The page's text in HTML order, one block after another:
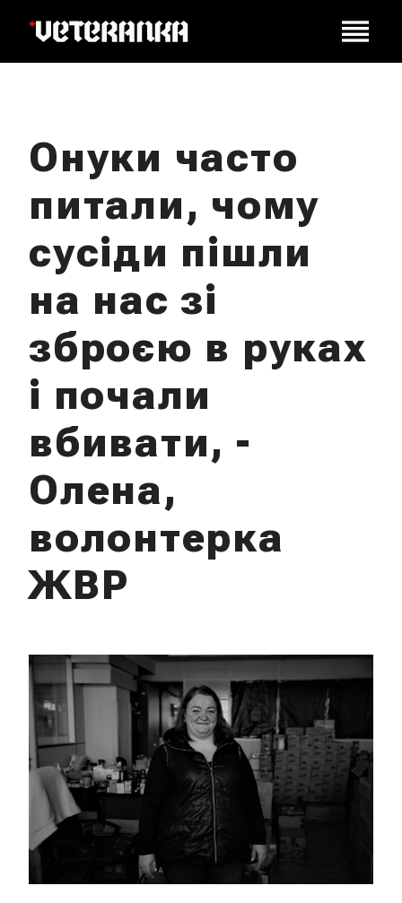
Онуки часто
питали, чому
сусіди пішли
на нас зі
зброєю в руках
і почали
вбивати, -
Олена,
волонтерка
ЖВР